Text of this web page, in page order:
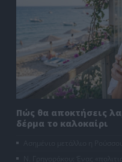
Πώς θα αποκτήσεις
δέρμα το καλοκαίρι